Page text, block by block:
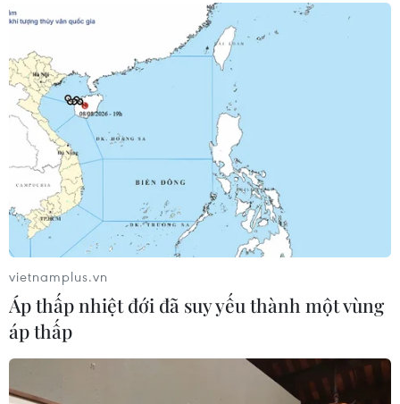
vietnamplus.vn
Áp thấp nhiệt đới đã suy yếu thành một vùng
áp thấp